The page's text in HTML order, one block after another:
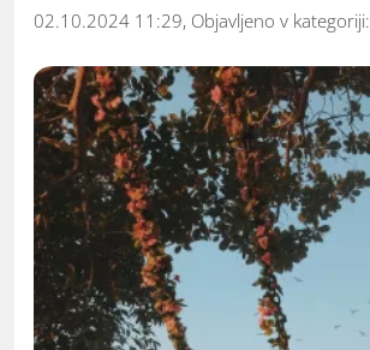
02.10.2024 11:29, Objavljeno v kategoriji: